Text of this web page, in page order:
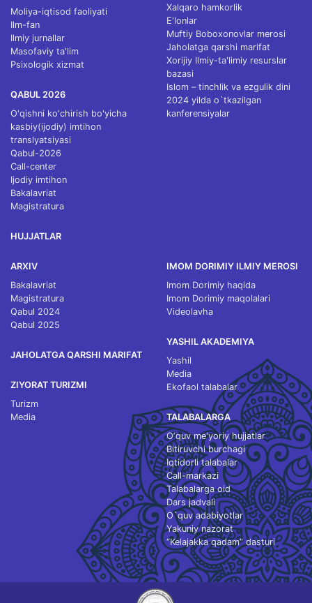
Moliya-iqtisod faoliyati
Ilm-fan
Ilmiy jurnallar
Masofaviy ta'lim
Psixologik xizmat
QABUL 2026
O'qishni ko'chirish bo'yicha
kasbiy(ijodiy) imtihon
translyatsiyasi
Qabul-2026
Call-center
Ijodiy imtihon
Bakalavriat
Magistratura
HUJJATLAR
Xalqaro hamkorlik
E'lonlar
Muftiy Boboxonovlar merosi
Jaholatga qarshi marifat
Xorijiy Ilmiy-ta'limiy resurslar
bazasi
Islom – tinchlik va ezgulik dini
2024 yilda o`tkazilgan
kanferensiyalar
ARXIV
Bakalavriat
Magistratura
Qabul 2024
Qabul 2025
JAHOLATGA QARSHI MARIFAT
ZIYORAT TURIZMI
Turizm
Media
IMOM DORIMIY ILMIY MEROSI
Imom Dorimiy haqida
Imom Dorimiy maqolalari
Videolavha
YASHIL AKADEMIYA
Yashil
Media
Ekofaol talabalar
TALABALARGA
O‘quv me'yoriy hujjatlar
Bitiruvchi burchagi
Iqtidorli talabalar
Call-markazi
Talabalarga oid
Dars jadvali
O`quv adabiyotlar
Yakuniy nazorat
“Kelajakka qadam” dasturi